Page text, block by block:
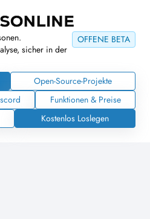
OFFENE BETA
sicher in der
Open-Source-Projekte
Funktionen & Preise
Kostenlos Loslegen